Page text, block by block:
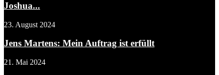
Joshua...
23. August 2024
Jens Martens: Mein Auftrag ist erfüllt
21. Mai 2024